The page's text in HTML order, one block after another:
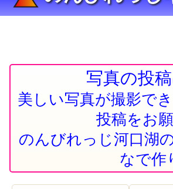
写真の投
美しい写真が撮影で
投稿をお
のんびれっじ河口湖
なで作